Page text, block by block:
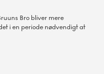
Bro bliver mere
i en periode nødvendigt at